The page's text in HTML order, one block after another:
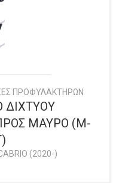
ΠΡΟΦΥΛΑΚΤΗΡΩΝ
ΔΙΧΤΥΟΥ
ΜΑΥΡΟ (M-
(2020-)